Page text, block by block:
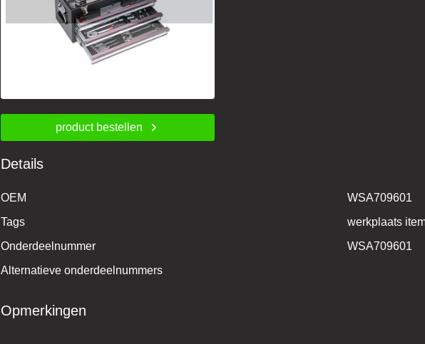
product bestellen
Details
OEM
WSA709601
Tags
werkplaats
Onderdeelnummer
WSA709601
Alternatieve onderdeelnummers
Opmerkingen